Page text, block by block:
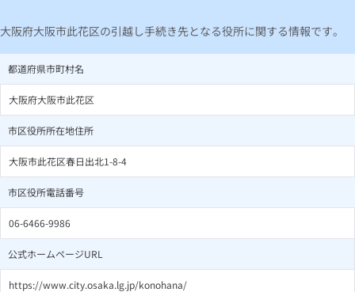
大阪府大阪市此花区の引越し手続き先となる役所に関する情報です。
都道府県市町村名
大阪府大阪市此花区
市区役所所在地住所
大阪市此花区春日出北1-8-4
市区役所電話番号
06-6466-9986
公式ホームページURL
https://www.city.osaka.lg.jp/konohana/